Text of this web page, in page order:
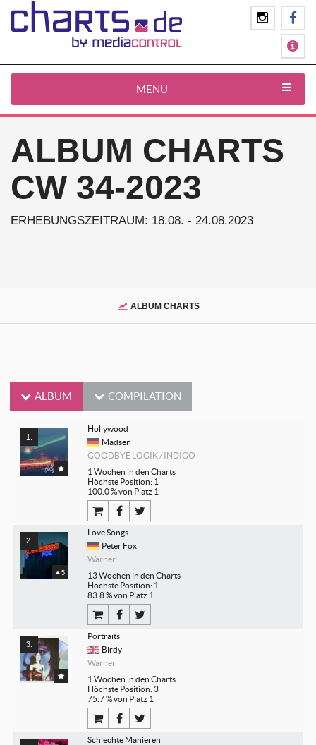
MENU
ALBUM CHARTS
CW 34-2023
ERHEBUNGSZEITRAUM: 18.08. - 24.08.2023
ALBUM CHARTS
ALBUM COMPILATION
Hollywood
Madsen
GOODBYE LOGIK / INDIGO
1 Wochen in den Charts
Höchste Position: 1
100.0 % von Platz 1
5
Love Songs
Peter Fox
Warner
13 Wochen in den Charts
Höchste Position: 1
83.8 % von Platz 1
Portraits
Birdy
Warner
1 Wochen in den Charts
Höchste Position: 3
75.7 % von Platz 1
Schlechte Manieren